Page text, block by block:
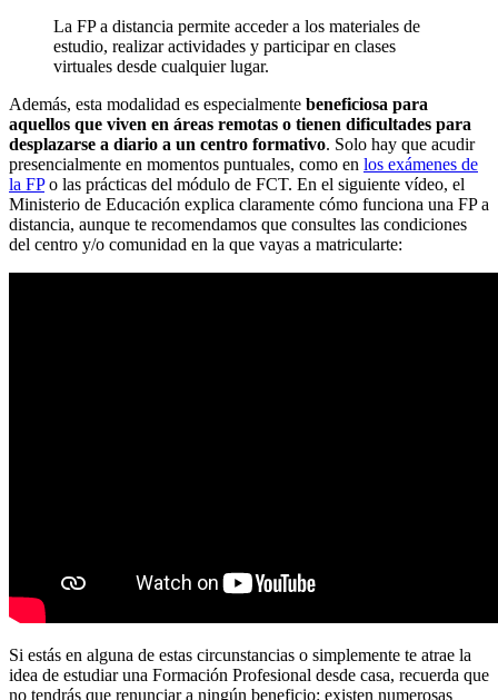
La FP a distancia permite acceder a los materiales de
estudio, realizar actividades y participar en clases
virtuales desde cualquier lugar.
Además, esta modalidad es especialmente beneficiosa para
aquellos que viven en áreas remotas o tienen dificultades para
desplazarse a diario a un centro formativo. Solo hay que acudir
presencialmente en momentos puntuales, como en los exámenes de
la FPo las prácticas del módulo de FCT. En el siguiente vídeo, el
Ministerio de Educación explica claramente cómo funciona una FP a
distancia, aunque te recomendamos que consultes las condiciones
del centro y/o comunidad en la que vayas a matricularte:
Si estás en alguna de estas circunstancias o simplemente te atrae la
idea de estudiar una Formación Profesional desde casa, recuerda que
no tendrás que renunciar a ningún beneficio: existen numerosas